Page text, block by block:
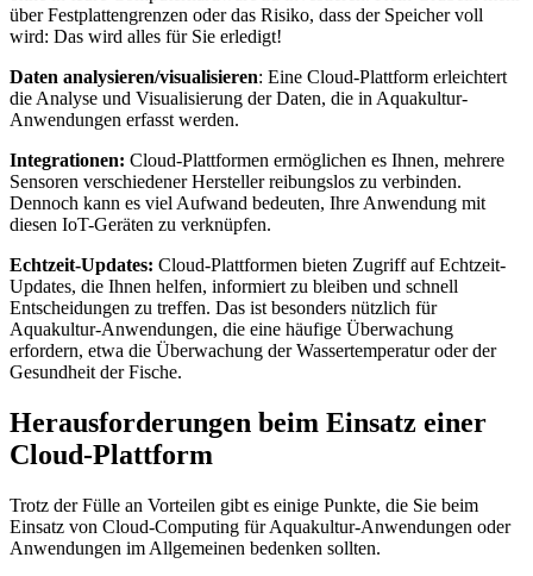
über Festplattengrenzen oder das Risiko, dass der Speicher voll
wird: Das wird alles für Sie erledigt!
Daten analysieren/visualisieren: Eine Cloud-Plattform erleichtert
die Analyse und Visualisierung der Daten, die in Aquakultur-
Anwendungen erfasst werden.
Integrationen: Cloud-Plattformen ermöglichen es Ihnen, mehrere
Sensoren verschiedener Hersteller reibungslos zu verbinden.
Dennoch kann es viel Aufwand bedeuten, Ihre Anwendung mit
diesen IoT-Geräten zu verknüpfen.
Echtzeit-Updates: Cloud-Plattformen bieten Zugriff auf Echtzeit-
Updates, die Ihnen helfen, informiert zu bleiben und schnell
Entscheidungen zu treffen. Das ist besonders nützlich für
Aquakultur-Anwendungen, die eine häufige Überwachung
erfordern, etwa die Überwachung der Wassertemperatur oder der
Gesundheit der Fische.
Herausforderungen beim Einsatz einer
Cloud-Plattform
Trotz der Fülle an Vorteilen gibt es einige Punkte, die Sie beim
Einsatz von Cloud-Computing für Aquakultur-Anwendungen oder
Anwendungen im Allgemeinen bedenken sollten.